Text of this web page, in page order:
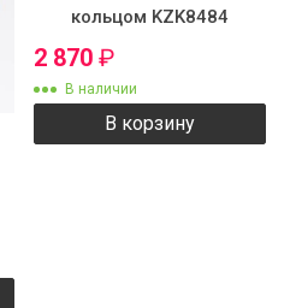
кольцом KZK8484
2 870 ₽
В наличии
В корзину